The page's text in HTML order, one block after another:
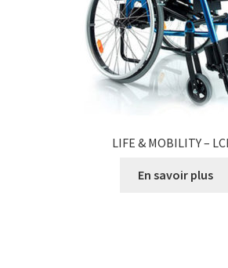
LIFE & MOBILITY –
En savoir plus